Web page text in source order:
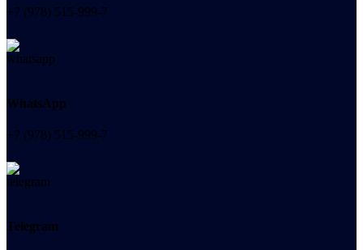
+7 (978) 515-999-7
WhatsApp
+7 (978) 515-999-7
Telegram